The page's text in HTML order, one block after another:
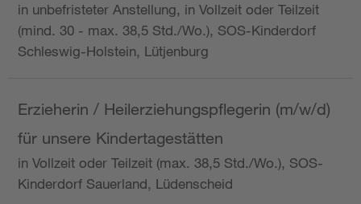
in unbefristeter Anstellung, in Vollzeit oder Teilzeit
(mind. 30 - max. 38,5 Std./Wo.), SOS-Kinderdorf
Schleswig-Holstein, Lütjenburg
Erzieherin / Heilerziehungspflegerin (m/w/d)
für unsere Kindertagestätten
in Vollzeit oder Teilzeit (max. 38,5 Std./Wo.), SOS-
Kinderdorf Sauerland, Lüdenscheid